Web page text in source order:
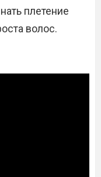
плетение
волос.